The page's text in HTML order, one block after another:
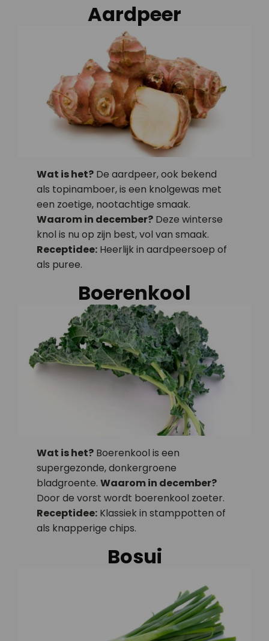
Aardpeer
Wat is het? De aardpeer, ook bekend
als topinamboer, is een knolgewas met
een zoetige, nootachtige smaak.
Waarom in december? Deze winterse
knol is nu op zijn best, vol van smaak.
Receptidee: Heerlijk in aardpeersoep of
als puree.
Boerenkool
Wat is het? Boerenkool is een
supergezonde, donkergroene
bladgroente.Waarom in december?
Door de vorst wordt boerenkool zoeter.
Receptidee: Klassiek in stamppotten of
als knapperige chips.
Bosui